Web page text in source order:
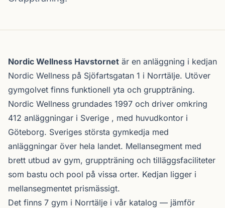
Om Nordic Wellness Havstornet
Nordic Wellness Havstornet är en anläggning i kedjan
Nordic Wellness på Sjöfartsgatan 1 i Norrtälje. Utöver
gymgolvet finns funktionell yta och gruppträning.
Nordic Wellness grundades 1997 och driver omkring
412 anläggningar i Sverige , med huvudkontor i
Göteborg. Sveriges största gymkedja med
anläggningar över hela landet. Mellansegment med
brett utbud av gym, gruppträning och tilläggsfaciliteter
som bastu och pool på vissa orter. Kedjan ligger i
mellansegmentet prismässigt.
Det finns 7 gym i Norrtälje i vår katalog — jämför